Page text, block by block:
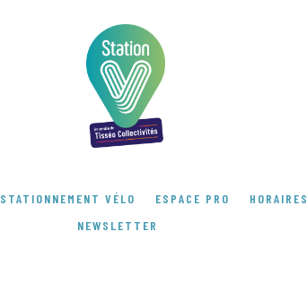
STATIONNEMENT VÉLO ESPACE PRO HORAIRES
NEWSLETTER